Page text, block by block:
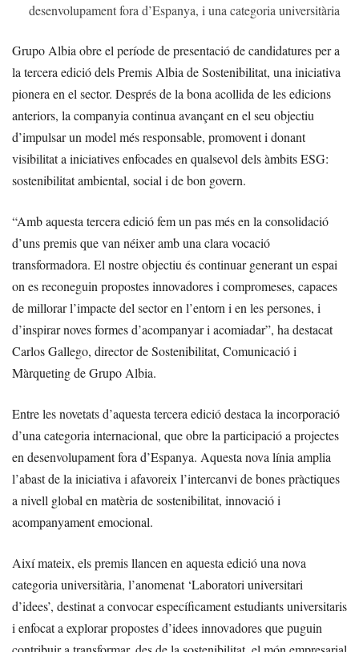
desenvolupament fora d’Espanya, i una categoria universitària
Grupo Albia obre el període de presentació de candidatures per a
la tercera edició dels Premis Albia de Sostenibilitat, una iniciativa
pionera en el sector. Després de la bona acollida de les edicions
anteriors, la companyia continua avançant en el seu objectiu
d’impulsar un model més responsable, promovent i donant
visibilitat a iniciatives enfocades en qualsevol dels àmbits ESG:
sostenibilitat ambiental, social i de bon govern.
“Amb aquesta tercera edició fem un pas més en la consolidació
d’uns premis que van néixer amb una clara vocació
transformadora. El nostre objectiu és continuar generant un espai
on es reconeguin propostes innovadores i compromeses, capaces
de millorar l’impacte del sector en l’entorn i en les persones, i
d’inspirar noves formes d’acompanyar i acomiadar”, ha destacat
Carlos Gallego, director de Sostenibilitat, Comunicació i
Màrqueting de Grupo Albia.
Entre les novetats d’aquesta tercera edició destaca la incorporació
d’una categoria internacional, que obre la participació a projectes
en desenvolupament fora d’Espanya. Aquesta nova línia amplia
l’abast de la iniciativa i afavoreix l’intercanvi de bones pràctiques
a nivell global en matèria de sostenibilitat, innovació i
acompanyament emocional.
Així mateix, els premis llancen en aquesta edició una nova
categoria universitària, l’anomenat ‘Laboratori universitari
d’idees’, destinat a convocar específicament estudiants universitaris
i enfocat a explorar propostes d’idees innovadores que puguin